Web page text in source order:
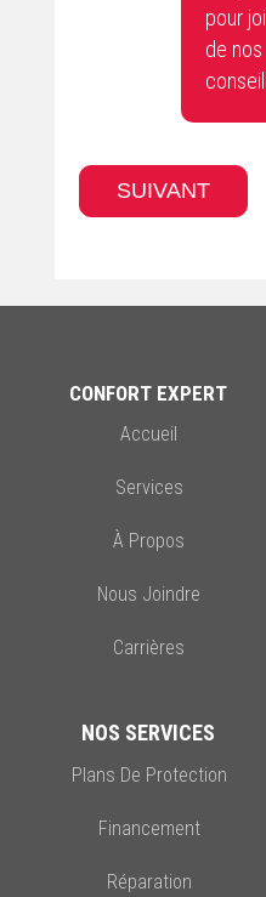
Service
pour
de nos
SUIVANT
CONFORT EXPERT
Accueil
Services
À Propos
Nous Joindre
Carrières
NOS SERVICES
Plans De Protection
Financement
Réparation